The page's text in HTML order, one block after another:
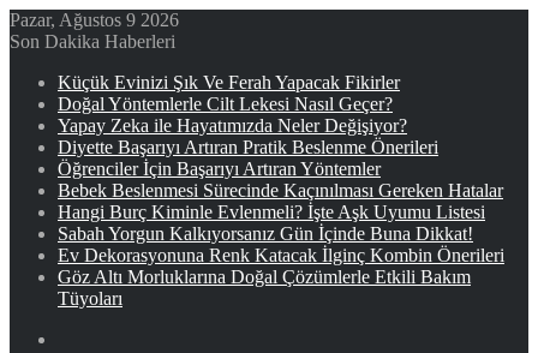
Pazar, Ağustos 9 2026
Son Dakika Haberleri
Küçük Evinizi Şık Ve Ferah Yapacak Fikirler
Doğal Yöntemlerle Cilt Lekesi Nasıl Geçer?
Yapay Zeka ile Hayatımızda Neler Değişiyor?
Diyette Başarıyı Artıran Pratik Beslenme Önerileri
Öğrenciler İçin Başarıyı Artıran Yöntemler
Bebek Beslenmesi Sürecinde Kaçınılması Gereken Hatalar
Hangi Burç Kiminle Evlenmeli? İşte Aşk Uyumu Listesi
Sabah Yorgun Kalkıyorsanız Gün İçinde Buna Dikkat!
Ev Dekorasyonuna Renk Katacak İlginç Kombin Önerileri
Göz Altı Morluklarına Doğal Çözümlerle Etkili Bakım
Tüyoları